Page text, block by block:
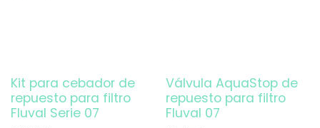
Kit para cebador de
repuesto para filtro
Fluval Serie 07
Válvula AquaStop de
repuesto para filtro
Fluval 07